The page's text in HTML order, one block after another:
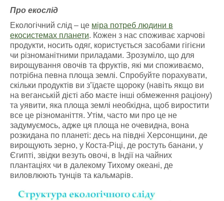
Про екослід
Екологічний слід – це міра потреб людини в
екосистемах планети. Кожен з нас споживає харчові
продукти, носить одяг, користується засобами гігієни
чи різноманітними приладами. Зрозуміло, що для
вирощування овочів та фруктів, які ми споживаємо,
потрібна певна площа землі. Спробуйте порахувати,
скільки продуктів ви з’їдаєте щороку (навіть якщо ви
на веганській дієті або маєте інші обмеження раціону)
та уявити, яка площа землі необхідна, щоб виростити
все це різноманіття. Утім, часто ми про це не
задумуємось, адже ця площа не очевидна, вона
розкидана по планеті: десь на півдні Херсонщини, де
вирощують зерно, у Коста-Ріці, де ростуть банани, у
Єгипті, звідки везуть овочі, в Індії на чайних
плантаціях чи в далекому Тихому океані, де
виловлюють тунців та кальмарів.